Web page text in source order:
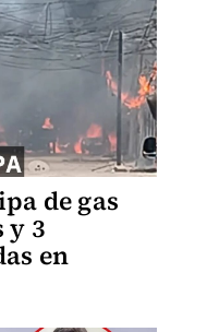
de gas
y 3
en